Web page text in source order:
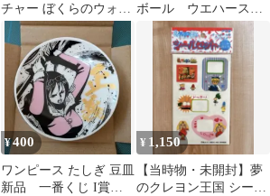
チャー ぼくらのウォー
ゲーム!('00「2000年春
東映…
ボール ウエハース
シール ステッカー
セル
¥400
ワンピース たしぎ 豆皿
新品 一番くじ I賞
¥ 1,150
【当時物・未開封】夢
のクレヨン王国 シール